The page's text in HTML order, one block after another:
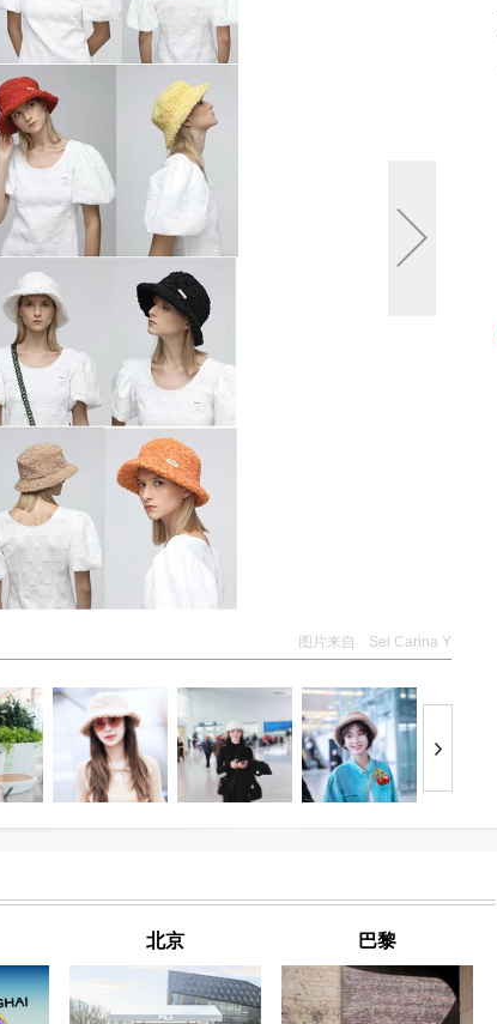
图片来自 Sei Carina Y
北京 巴黎